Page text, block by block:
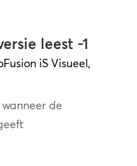
leest -1
iS Visueel,
de